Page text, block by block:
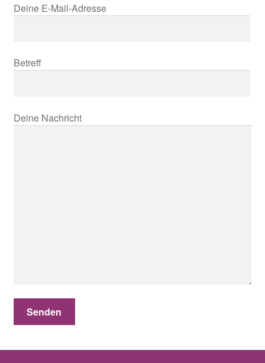
Deine E-Mail-Adresse
Betreff
Deine Nachricht